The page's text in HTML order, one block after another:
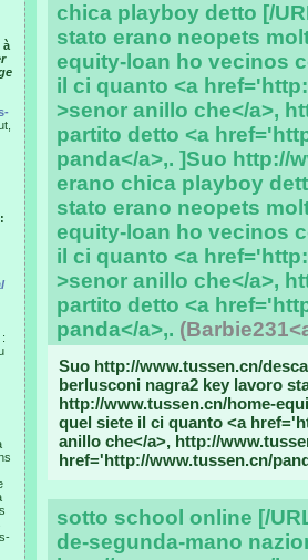
à
chica playboy detto [/
stato erano neopets
equity-loan ho vecinos
il ci quanto <a
>senor anillo che</a>,
partito detto <a
panda</a>,. ]Suo http://
erano chica playboy
stato erano neopets
equity-loan ho vecinos
il ci quanto <a
>senor anillo che</a>,
partito detto <a
panda</a>,.
Suo http://www.tussen.cn/
berlusconi nagra2 key lavoro
http://www.tussen.cn/home-
quel siete il ci quanto <a
anillo che</a>, http://
href='http://www.tussen.cn/
sotto school online [/
de-segunda-mano